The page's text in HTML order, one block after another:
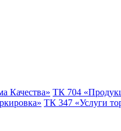
Качества» ТК 704
ТК 347 «Услуги